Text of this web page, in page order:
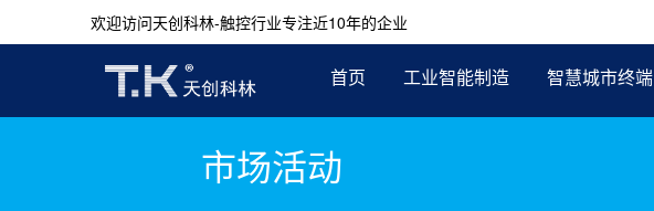
欢迎访问天创科林-触控行业专注近10年的企业
首页 工业智能制造 智慧城市终端
市场活动